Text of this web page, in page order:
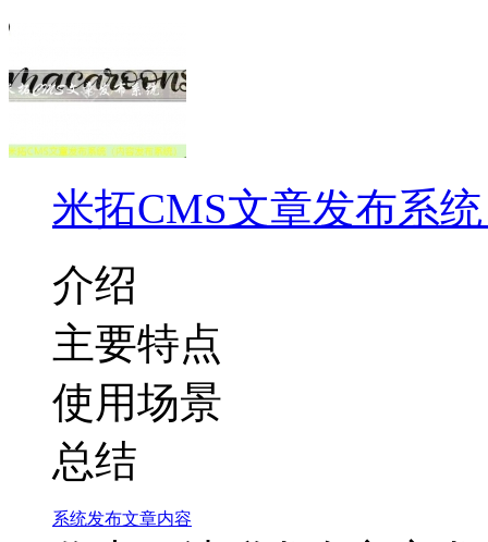
米拓CMS文章发布系
介绍
主要特点
使用场景
总结
系统发布文章内容